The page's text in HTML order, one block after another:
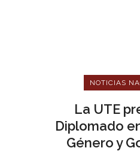
NOTICIAS
La UTE
Diplomado
Género y